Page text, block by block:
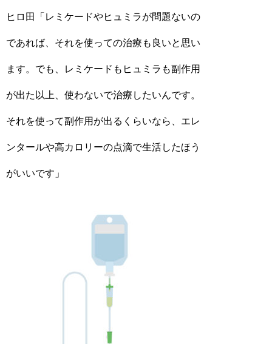
ヒロ田「レミケードやヒュミラが問題ないの
であれば、それを使っての治療も良いと思い
ます。でも、レミケードもヒュミラも副作用
が出た以上、使わないで治療したいんです。
それを使って副作用が出るくらいなら、エレ
ンタールや高カロリーの点滴で生活したほう
がいいです」